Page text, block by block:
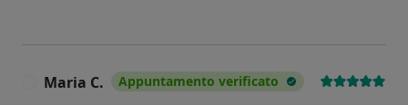
Maria C. Appuntamento verificato